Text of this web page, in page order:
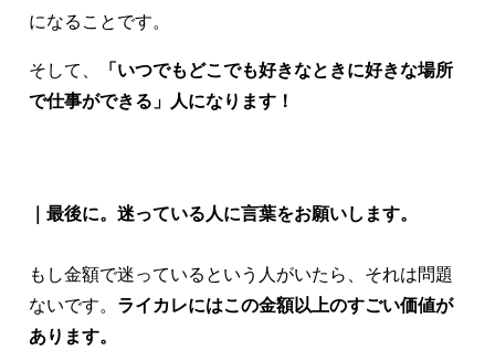
になることです。
そして、
「いつでもどこでも好きなときに好きな場所
で仕事ができる」人になります！
｜最後に。迷っている人に言葉をお願いします。
もし金額で迷っているという人がいたら、それは問題
ないです。 ライカレにはこの金額以上のすごい価値が
あります。